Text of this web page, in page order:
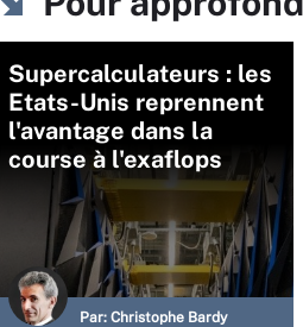
Supercalculateurs : les
Etats-Unis reprennent
l'avantage dans la
course à l'exaflops
Par: Christophe Bardy